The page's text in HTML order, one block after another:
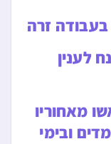
זרה
לענין
מאחוריו
ובימי